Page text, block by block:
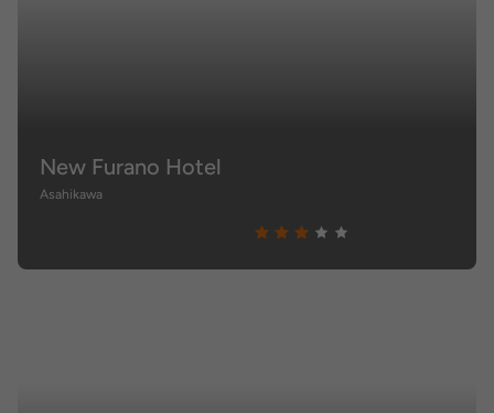
New Furano Hotel
Asahikawa